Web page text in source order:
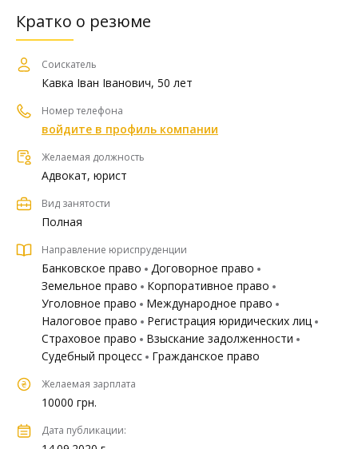
Кратко о резюме
Соискатель
Кавка Іван Іванович, 50 лет
Номер телефона
войдите в профиль компании
Желаемая должность
Адвокат, юрист
Вид занятости
Полная
Направление юриспруденции
Банковское право
Договорное право
Земельное право
Корпоративное право
Уголовное право
Международное право
Налоговое право
Регистрация юридических лиц
Страховое право
Взыскание задолженности
Судебный процесс
Гражданское право
Желаемая зарплата
10000 грн.
Дата публикации: